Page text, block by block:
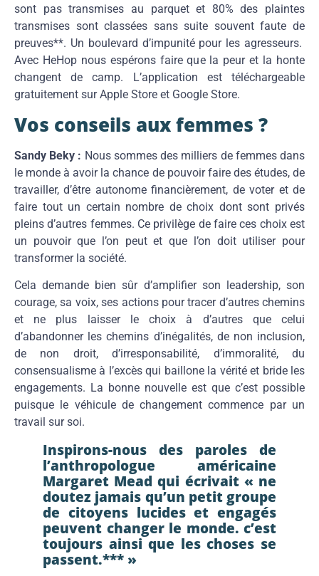
sont pas transmises au parquet et 80% des plaintes
transmises sont classées sans suite souvent faute de
preuves**. Un boulevard d’impunité pour les agresseurs.
Avec HeHop nous espérons faire que la peur et la honte
changent de camp. L’application est téléchargeable
gratuitement sur Apple Store et Google Store.
Vos conseils aux femmes ?
Sandy Beky : Nous sommes des milliers de femmes dans
le monde à avoir la chance de pouvoir faire des études, de
travailler, d’être autonome financièrement, de voter et de
faire tout un certain nombre de choix dont sont privés
pleins d’autres femmes. Ce privilège de faire ces choix est
un pouvoir que l’on peut et que l’on doit utiliser pour
transformer la société.
Cela demande bien sûr d’amplifier son leadership, son
courage, sa voix, ses actions pour tracer d’autres chemins
et ne plus laisser le choix à d’autres que celui
d’abandonner les chemins d’inégalités, de non inclusion,
de non droit, d’irresponsabilité, d’immoralité, du
consensualisme à l’excès qui baillone la vérité et bride les
engagements. La bonne nouvelle est que c’est possible
puisque le véhicule de changement commence par un
travail sur soi.
Inspirons-nous des paroles de
l’anthropologue américaine
Margaret Mead qui écrivait « ne
doutez jamais qu’un petit groupe
de citoyens lucides et engagés
peuvent changer le monde. c’est
toujours ainsi que les choses se
passent.*** »